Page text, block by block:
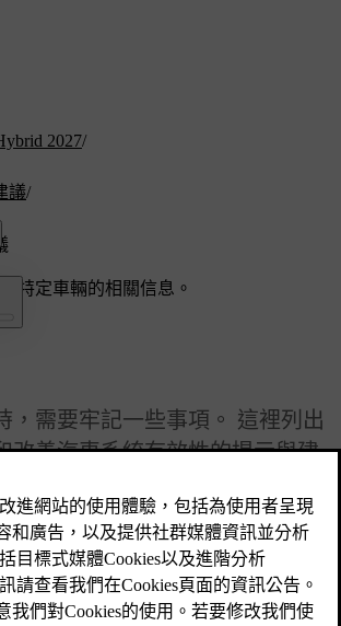
2027/
議/
特定車輛的相關信息。
，需要牢記一些事項。 這裡列出
改善汽車系統有效性的提示與建
準備工作
電池的要求更高，並可能導致性能暫時降